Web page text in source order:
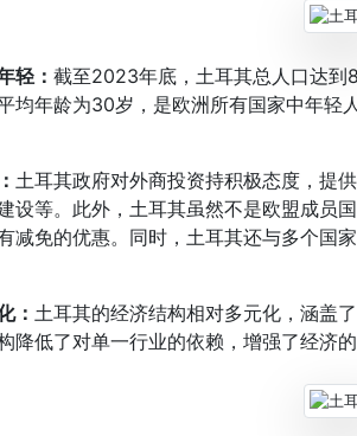
轻： 截至2023年底，土耳其总人口达
均年龄为30岁，是欧洲所有国家中年
土耳其政府对外商投资持积极态度，提
设等。此外，土耳其虽然不是欧盟成员
减免的优惠。同时，土耳其还与多个国
： 土耳其的经济结构相对多元化，涵盖
降低了对单一行业的依赖，增强了经济